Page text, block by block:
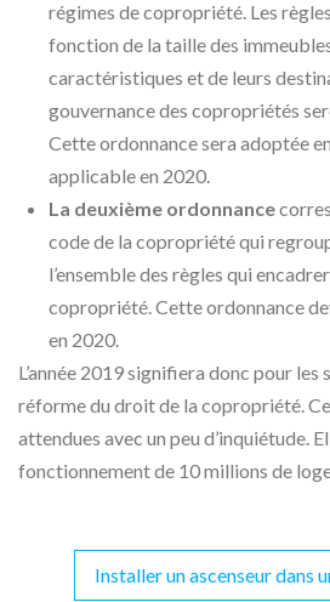
régimes de copropriété. Les
fonction de la taille des
caractéristiques et de leurs
gouvernance des copropriétés
Cette ordonnance sera adoptée
applicable en 2020.
La deuxième ordonnance
code de la copropriétéqui
l’ensemble des règles qui
copropriété. Cette ordonnance
en 2020.
L’année 2019 signifiera donc pour les
réforme du droit de la copropriété.
attendues avec un peu d’inquiétude.
fonctionnement de 10 millions de
Installer un ascenseur dans